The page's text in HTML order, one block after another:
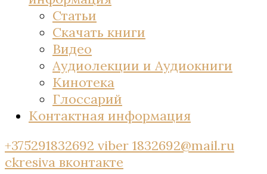
Статьи
Скачать книги
Видео
Аудиолекции и Аудиокниги
Кинотека
Глоссарий
Контактная информация
+375291832692 viber 1832692@mail.ru
ckresiva вконтакте